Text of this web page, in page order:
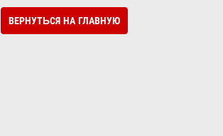
ВЕРНУТЬСЯ НА ГЛАВНУЮ